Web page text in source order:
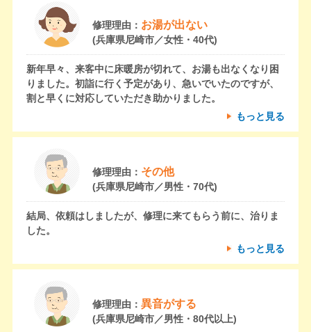
修理理由： お湯が出ない
(兵庫県尼崎市／女性・40代)
新年早々、来客中に床暖房が切れて、お湯も出なくなり困
りました。初詣に行く予定があり、急いでいたのですが、
割と早くに対応していただき助かりました。
もっと見る
修理理由： その他
(兵庫県尼崎市／男性・70代)
結局、依頼はしましたが、修理に来てもらう前に、治りま
した。
もっと見る
修理理由： 異音がする
(兵庫県尼崎市／男性・80代以上)